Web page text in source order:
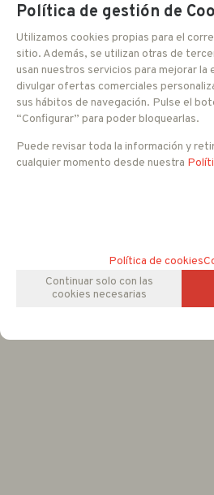
Leds indicadores por canal.
Salidas inferiores con
prensa estopas)
Protegida sobrecargas.
Proteccion contra
Bajo rizado de señal de
Temperatura de uso -30º
Peso : 2,2 Kg.
Dimensiones: 274 X 302
Política de gestión de
Utilizamos cookies propias para el
sitio. Además, se utilizan otras de
usan nuestros servicios para mejorar la
divulgar ofertas comerciales
sus hábitos de navegación. Pulse el
“Configurar” para poder bloquearlas.
Puede revisar toda la información y
cualquier momento desde nuestra
Política de cookies
Continuar solo con las
cookies necesarias